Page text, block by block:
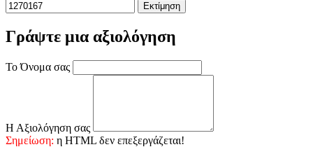
Εκτίμηση
Γράψτε μια αξιολόγηση
Το Όνομα σας
Η Αξιολόγηση σας
Σημείωση: η HTML δεν επεξεργάζεται!